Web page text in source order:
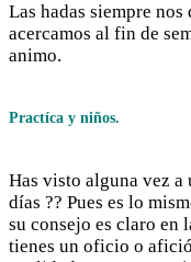
Las hadas siempre
acercamos al fin de
animo.
Practíca y niños.
Has visto alguna vez a
días ?? Pues es lo
su consejo es claro en
tienes un oficio o